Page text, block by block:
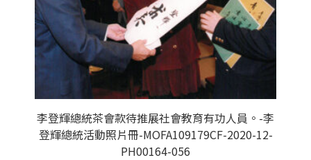
李登輝總統茶會款待推展社會教育有功人員。-李
登輝總統活動照片冊-MOFA109179CF-2020-12-
PH00164-056